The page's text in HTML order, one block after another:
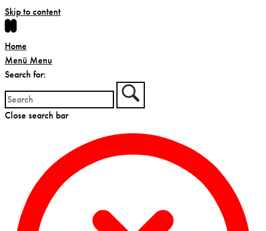
Skip to content
Home
Menü Menu
Search for:
Close search bar